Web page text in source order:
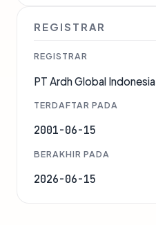
REGISTRAR
REGISTRAR
PT Ardh Global Indonesia
TERDAFTAR PADA
2001-06-15
BERAKHIR PADA
2026-06-15